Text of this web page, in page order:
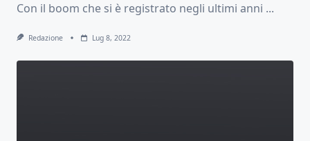
Con il boom che si è registrato negli ultimi anni ...
Redazione Lug 8, 2022